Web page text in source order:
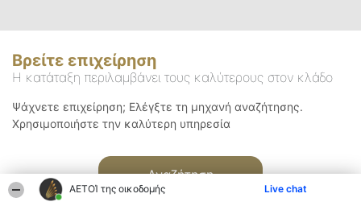
ΑΕΤΟΊ της οικοδομής Live chat
Βρείτε επιχείρηση
Η κατάταξη περιλαμβάνει τους καλύτερους στον κλάδο
Ψάχνετε επιχείρηση; Ελέγξτε τη μηχανή αναζήτησης.
Χρησιμοποιήστε την καλύτερη υπηρεσία
Αναζήτηση